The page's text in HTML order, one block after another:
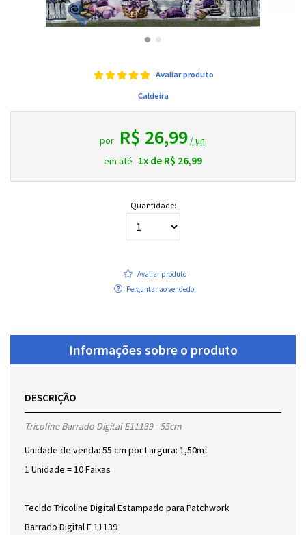
Avaliar produto
Caldeira
por R$ 26,99 / un.
em até 1x de R$ 26,99
Quantidade:
Avaliar produto
Perguntar ao vendedor
Informações sobre o produto
DESCRIÇÃO
Tricoline Barrado Digital E11139 - 55cm
Unidade de venda: 55 cm por Largura: 1,50mt
1 Unidade = 10 Faixas
Tecido Tricoline Digital Estampado para Patchwork
Barrado Digital E 11139